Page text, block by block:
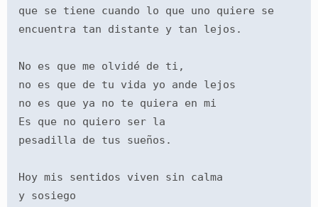
que se tiene cuando lo que uno quiere se
encuentra tan distante y tan lejos.
No es que me olvidé de ti,
no es que de tu vida yo ande lejos
no es que ya no te quiera en mi
Es que no quiero ser la
pesadilla de tus sueños.
Hoy mis sentidos viven sin calma
y sosiego